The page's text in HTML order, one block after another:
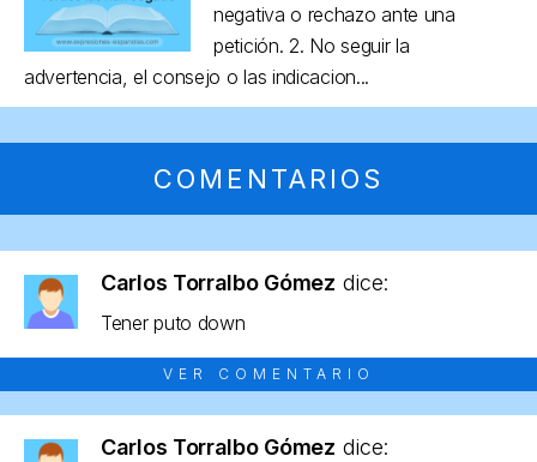
negativa o rechazo ante una
petición. 2. No seguir la
advertencia, el consejo o las indicacion...
COMENTARIOS
Carlos Torralbo Gómez dice:
Tener puto down
VER COMENTARIO
Carlos Torralbo Gómez dice: